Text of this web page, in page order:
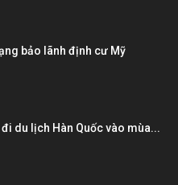
bảo lãnh định cư Mỹ
du lịch Hàn Quốc vào mùa...